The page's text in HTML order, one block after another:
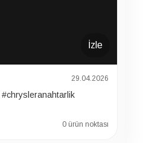
İzle
29.04.2026
0 ürün noktası